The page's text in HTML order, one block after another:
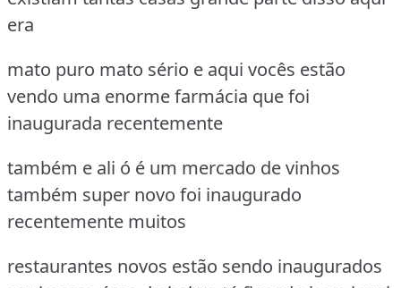
era
mato puro mato sério e aqui vocês estão
vendo uma enorme farmácia que foi
inaugurada recentemente
também e ali ó é um mercado de vinhos
também super novo foi inaugurado
recentemente muitos
restaurantes novos estão sendo inaugurados